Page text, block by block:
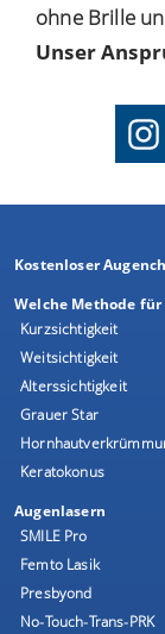
ohne Brille
Unser
Kostenloser
Welche Methode für
Kurzsichtigkeit
Weitsichtigkeit
Alterssichtigkeit
Grauer Star
Keratokonus
Augenlasern
SMILE Pro
Femto Lasik
Presbyond
No-Touch-Trans-PRK